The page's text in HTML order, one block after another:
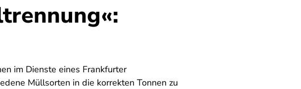
im Dienste eines Frankfurter
Müllsorten in die korrekten Tonnen zu